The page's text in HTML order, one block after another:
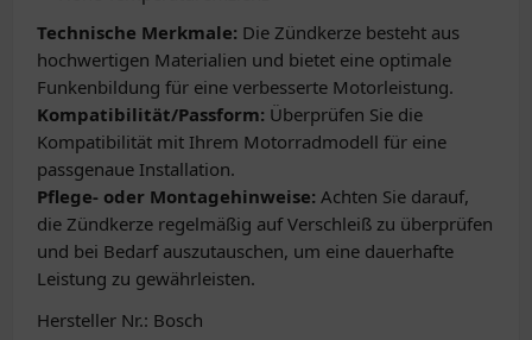
Technische Merkmale: Die Zündkerze besteht aus
hochwertigen Materialien und bietet eine optimale
Funkenbildung für eine verbesserte Motorleistung.
Kompatibilität/Passform: Überprüfen Sie die
Kompatibilität mit Ihrem Motorradmodell für eine
passgenaue Installation.
Pflege- oder Montagehinweise: Achten Sie darauf,
die Zündkerze regelmäßig auf Verschleiß zu überprüfen
und bei Bedarf auszutauschen, um eine dauerhafte
Leistung zu gewährleisten.
Hersteller Nr.: Bosch